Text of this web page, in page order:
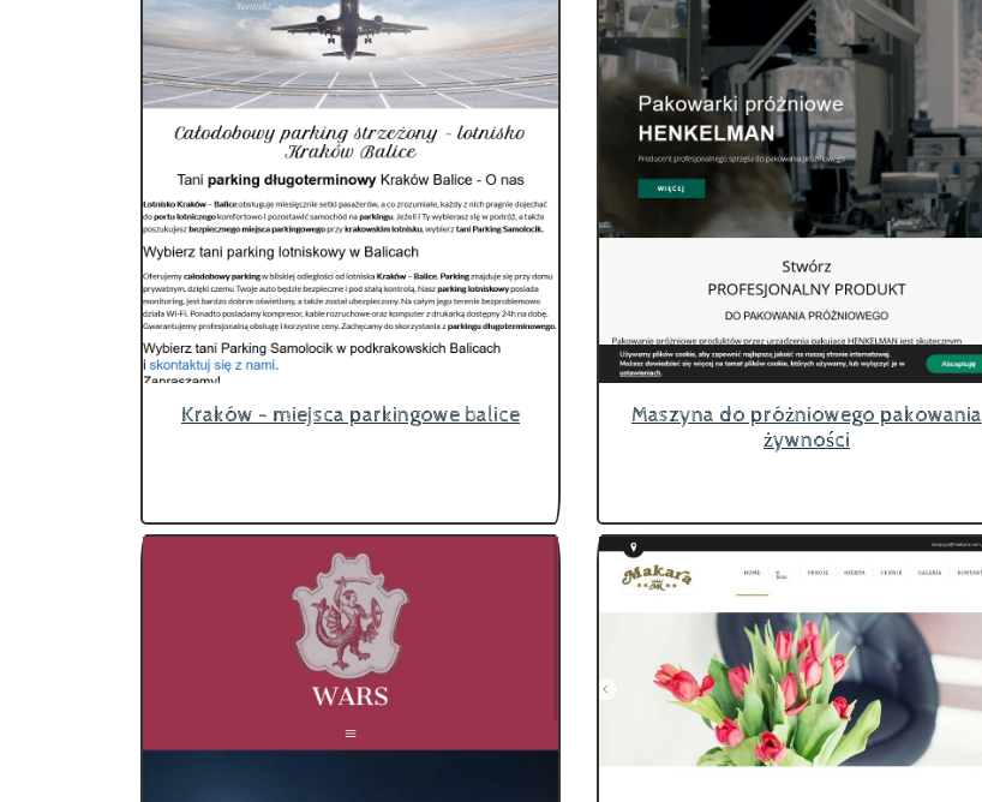
Kraków - miejsca parkingowe balice
Maszyna do próżniowego pakowania
żywności